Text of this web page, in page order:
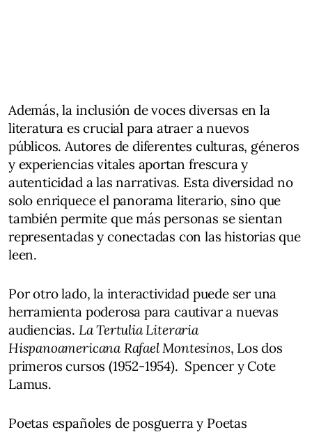
Además, la inclusión de voces diversas en la
literatura es crucial para atraer a nuevos
públicos. Autores de diferentes culturas, géneros
y experiencias vitales aportan frescura y
autenticidad a las narrativas. Esta diversidad no
solo enriquece el panorama literario, sino que
también permite que más personas se sientan
representadas y conectadas con las historias que
leen.
Por otro lado, la interactividad puede ser una
herramienta poderosa para cautivar a nuevas
audiencias. La Tertulia Literaria
Hispanoamericana Rafael Montesinos, Los dos
primeros cursos (1952-1954). Spencer y Cote
Lamus.
Poetas españoles de posguerra y Poetas